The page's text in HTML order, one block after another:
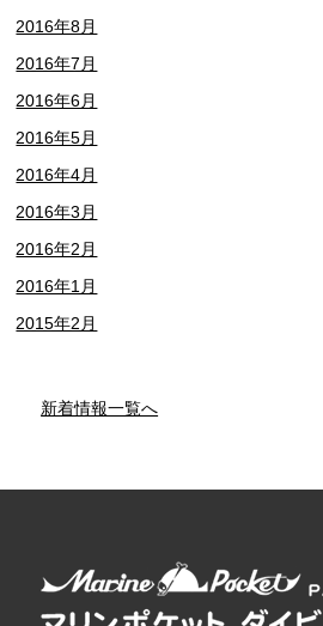
2016年8月
2016年7月
2016年6月
2016年5月
2016年4月
2016年3月
2016年2月
2016年1月
2015年2月
新着情報一覧へ